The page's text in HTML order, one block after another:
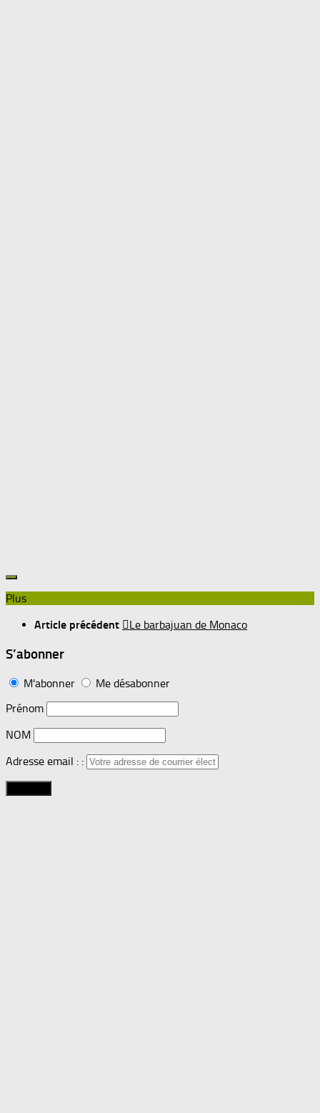
Plus
Article précédent
Le barbajuan de Monaco
S’abonner
M'abonner
Me désabonner
Prénom
NOM
Adresse email : :